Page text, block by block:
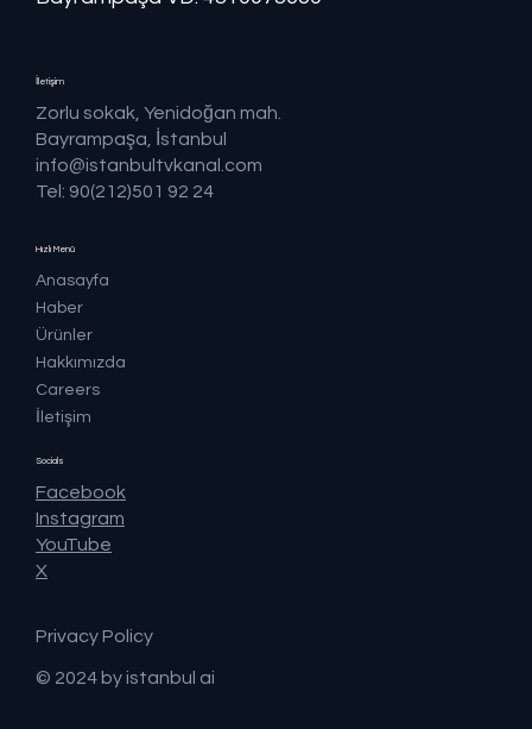
Hızlı Menü
Anasayfa
Haber
Ürünler
Hakkımızda
Careers
İletişim
İletişim
Zorlu sokak, Yenidoğan mah.
Bayrampaşa, İstanbul
info@istanbultvkanal.com
Tel: 90(212)501 92 24
Socials
Facebook
Instagram
YouTube
X
© 2024 by istanbul ai
Privacy Policy